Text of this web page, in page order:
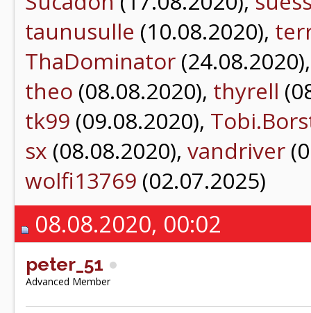
taunusulle (10.08.2020),
ThaDominator
theo (08.08.2020), thyrell
tk99 (09.08.2020),
sx (08.08.2020), vandriver
wolfi13769 (02.07.2025)
08.08.2020, 00:02
peter_51
Advanced Member